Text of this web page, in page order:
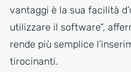
vantaggi è la sua facilità
utilizzare il software”,
rende più semplice
tirocinanti.